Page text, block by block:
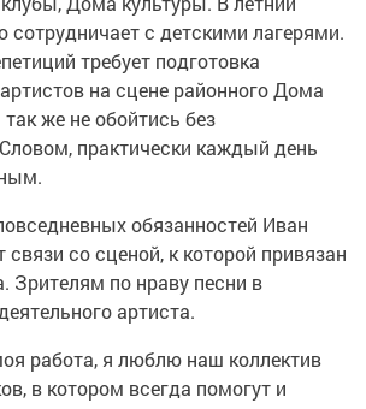
сотрудничает с детскими лагерями.
требует подготовка
на сцене районного Дома
же не обойтись без
практически каждый день
обязанностей Иван
связи со сценой, к которой привязан
Зрителям по нраву песни в
артиста.
работа, я люблю наш коллектив
в котором всегда помогут и